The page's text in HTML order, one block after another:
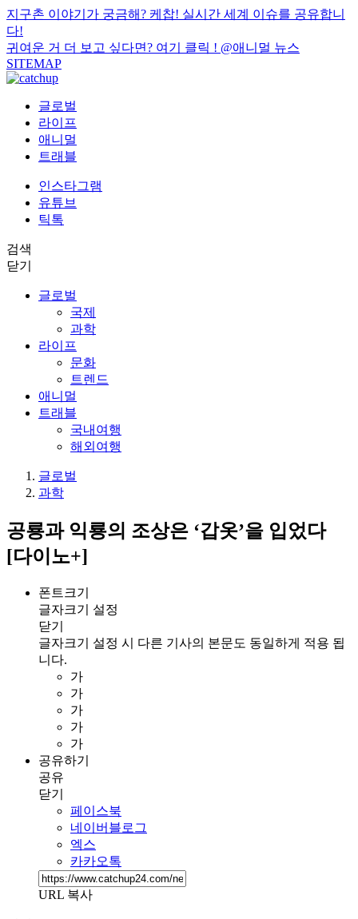
지구촌 이야기가 궁금해? 케찹! 실시간 세계 이슈를 공유합니
다!
귀여운 거 더 보고 싶다면? 여기 클릭 ! @애니멀 뉴스
SITEMAP
글로벌
라이프
애니멀
트래블
인스타그램
유튜브
틱톡
검색
닫기
글로벌
국제
과학
라이프
문화
트렌드
애니멀
트래블
국내여행
해외여행
글로벌
과학
공룡과 익룡의 조상은 ‘갑옷’을 입었다
[다이노+]
폰트크기
글자크기 설정
닫기
글자크기 설정 시 다른 기사의 본문도 동일하게 적용 됩
니다.
가
가
가
가
가
공유하기
공유
닫기
페이스북
네이버블로그
엑스
카카오톡
URL 복사